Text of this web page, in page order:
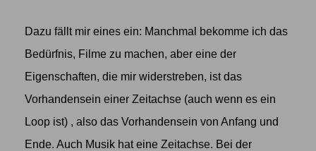
Dazu fällt mir eines ein: Manchmal bekomme ich das
Bedürfnis, Filme zu machen, aber eine der
Eigenschaften, die mir widerstreben, ist das
Vorhandensein einer Zeitachse (auch wenn es ein
Loop ist) , also das Vorhandensein von Anfang und
Ende. Auch Musik hat eine Zeitachse. Bei der